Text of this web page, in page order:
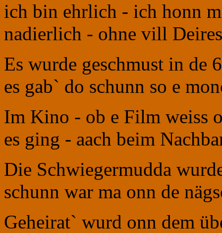
ich bin ehrlich - ich honn
nadierlich - ohne vill
Es wurde geschmust in de
es gab` do schunn so e
Im Kino - ob e Film weiss
es ging - aach beim
Die Schwiegermudda
schunn war ma onn de
Geheirat` wurd onn dem